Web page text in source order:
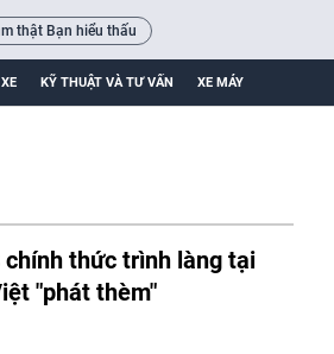
thật Bạn hiểu thấu
KỸ THUẬT VÀ TƯ VẤN XE MÁY
chính thức trình làng tại
"phát thèm"